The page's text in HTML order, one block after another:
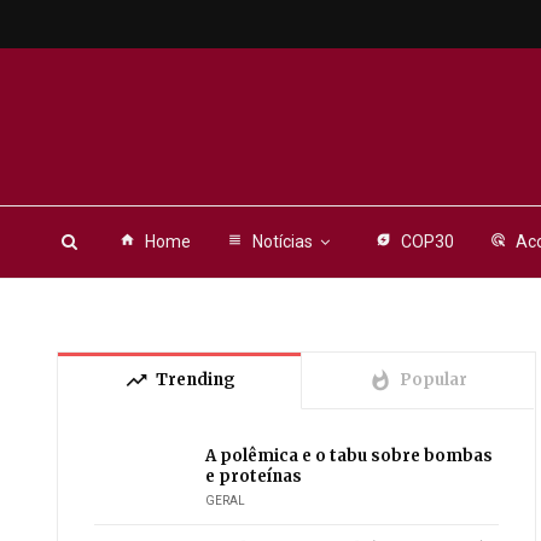
home Home view_headline Notícias energy_savings_leaf COP30 ads_click
trending_up Trending whatshot Popular
A polêmica e o tabu sobre bombas
e proteínas
GERAL